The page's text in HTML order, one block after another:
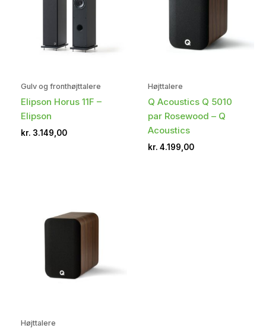
Gulv og fronthøjttalere
Elipson Horus 11F –
Elipson
kr. 3.149,00
Højttalere
Q Acoustics Q 5010
par Rosewood – Q
Acoustics
kr. 4.199,00
Højttalere